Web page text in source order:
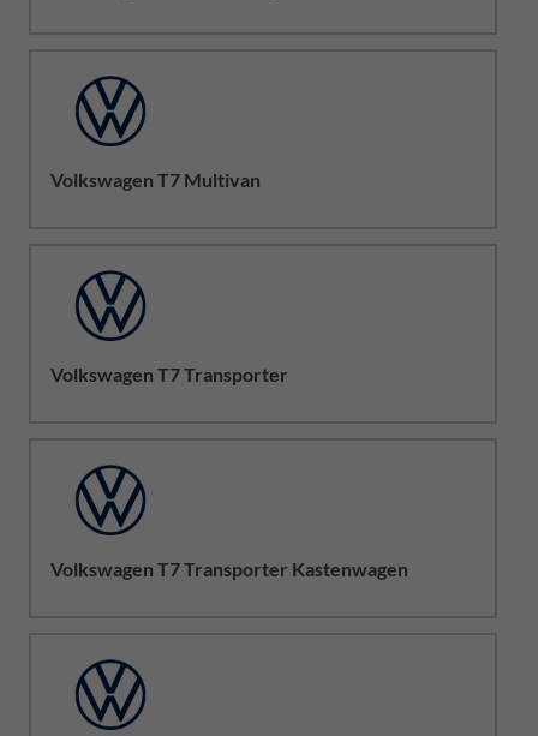
Volkswagen T7 Multivan
Volkswagen T7 Transporter
Volkswagen T7 Transporter Kastenwagen